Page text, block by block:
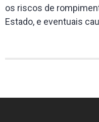
os riscos de
Estado, e eventuais